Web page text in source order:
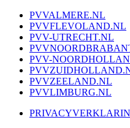
PVVALMERE.NL
PVVFLEVOLAND.NL
PVV-UTRECHT.NL
PVV-
PVVZEELAND.NL
PVVLIMBURG.NL